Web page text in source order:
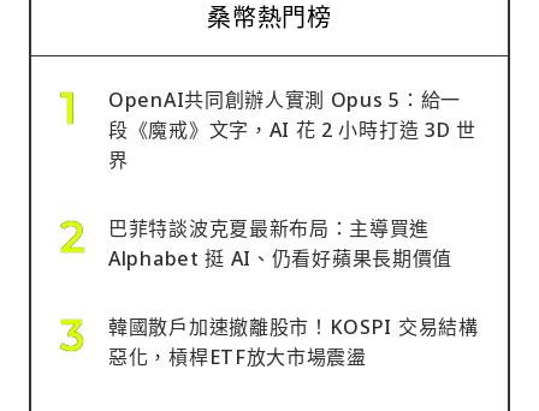
桑幣熱門榜
OpenAI共同創辦人實測 Opus 5：給一
段《魔戒》文字，AI 花 2 小時打造 3D 世
界
巴菲特談波克夏最新布局：主導買進
Alphabet 挺 AI、仍看好蘋果長期價值
韓國散戶加速撤離股市！KOSPI 交易結構
惡化，槓桿ETF放大市場震盪